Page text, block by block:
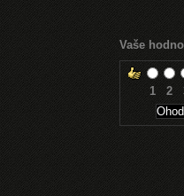
Vaše
1 2